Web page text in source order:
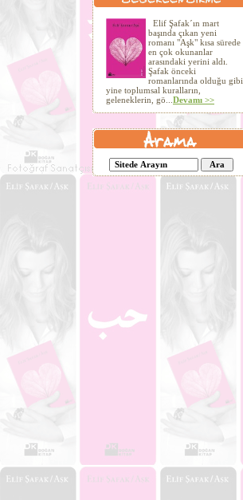
Elif Şafak´ın mart
başında çıkan yeni
romanı "Aşk" kısa sürede
en çok okunanlar
arasındaki yerini aldı.
Şafak önceki
romanlarında olduğu gibi
yine toplumsal kuralların,
geleneklerin, gö... Devamı >>